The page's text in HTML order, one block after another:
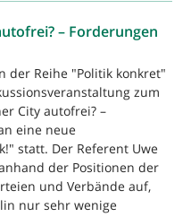
– Forderungen
der Reihe "Politik konkret"
zum
City autofrei? –
eine neue
statt. Der Referent Uwe
der Positionen der
und Verbände auf,
nur sehr wenige